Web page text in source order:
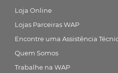
Loja Online
Lojas Parceiras WAP
Encontre uma Assistência
Quem Somos
Trabalhe na WAP